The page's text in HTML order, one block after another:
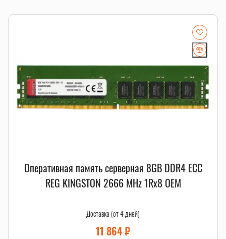
Оперативная память серверная 8GB DDR4 ECC
REG KINGSTON 2666 MHz 1Rx8 OEM
Доставка (от 4 дней)
11 864₽